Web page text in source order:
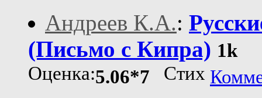
Андреев К.А.:
(Письмо с Кипра) 1k
Оценка:5.06*7 Стих